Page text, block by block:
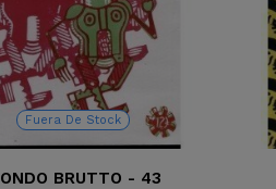
Fuera De Stock
BRUTTO - 43